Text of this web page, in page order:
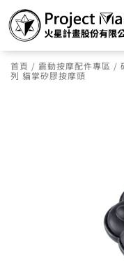
首頁 / 震動按摩配件專區 /
列 貓掌矽膠按摩頭